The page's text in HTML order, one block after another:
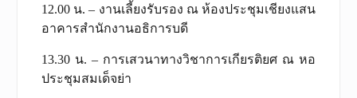
12.00 น. – งานเลี้ยงรับรอง ณ ห้องประชุมเชียงแสน
อาคารสำนักงานอธิการบดี
13.30 น. – การเสวนาทางวิชาการเกียรติยศ ณ หอ
ประชุมสมเด็จย่า